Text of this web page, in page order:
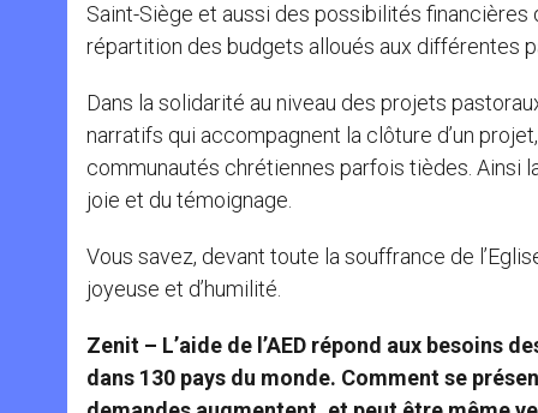
Saint-Siège et aussi des possibilités
répartition des budgets alloués aux différentes
Dans la solidarité au niveau des projets
narratifs qui accompagnent la clôture d’un
communautés chrétiennes parfois tièdes. Ainsi
joie et du témoignage.
Vous savez, devant toute la souffrance de
joyeuse et d’humilité.
Zenit – L’aide de l’AED répond aux besoins
dans 130 pays du monde. Comment se